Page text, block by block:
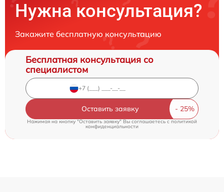
Нужна консультация?
Закажите бесплатную консультацию
Бесплатная консультация со
специалистом
Оставить заявку
Нажимая на кнопку "Оставить заявку" Вы соглашаетесь cполитикой
конфиденциальности